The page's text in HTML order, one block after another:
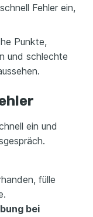
Fehler ein,
Punkte,
und schlechte
ein und
fülle
bei